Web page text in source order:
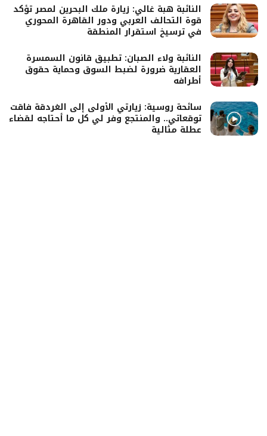
النائبة هبة غالي: زيارة ملك البحرين لمصر تؤكد
قوة التحالف العربي ودور القاهرة المحوري
في ترسيخ استقرار المنطقة
النائبة ولاء الصبان: تطبيق قانون السمسرة
العقارية ضرورة لضبط السوق وحماية حقوق
أطرافه
سائحة روسية: زيارتي الأولى إلى الغردقة فاقت
توقعاتي.. والمنتجع وفر لي كل ما أحتاجه لقضاء
عطلة مثالية